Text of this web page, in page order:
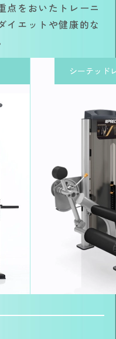
点をおいたトレーニ
イエットや健康的な
シーテッド